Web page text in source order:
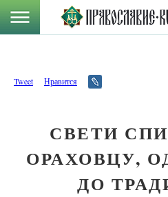
Tweet Нравится
СВЕТИ
ОРАХОВЦУ,
ДО